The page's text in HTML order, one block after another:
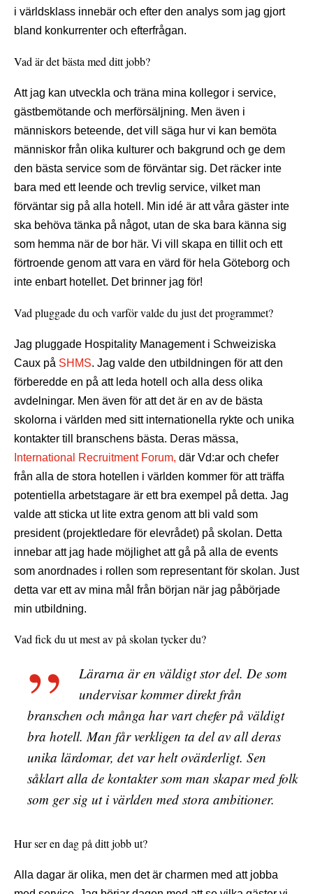
i världsklass innebär och efter den analys som jag gjort
bland konkurrenter och efterfrågan.
Vad är det bästa med ditt jobb?
Att jag kan utveckla och träna mina kollegor i service,
gästbemötande och merförsäljning. Men även i
människors beteende, det vill säga hur vi kan bemöta
människor från olika kulturer och bakgrund och ge dem
den bästa service som de förväntar sig. Det räcker inte
bara med ett leende och trevlig service, vilket man
förväntar sig på alla hotell. Min idé är att våra gäster inte
ska behöva tänka på något, utan de ska bara känna sig
som hemma när de bor här. Vi vill skapa en tillit och ett
förtroende genom att vara en värd för hela Göteborg och
inte enbart hotellet. Det brinner jag för!
Vad pluggade du och varför valde du just det programmet?
Jag pluggade Hospitality Management i Schweiziska
Caux på SHMS. Jag valde den utbildningen för att den
förberedde en på att leda hotell och alla dess olika
avdelningar. Men även för att det är en av de bästa
skolorna i världen med sitt internationella rykte och unika
kontakter till branschens bästa. Deras mässa,
International Recruitment Forum, där Vd:ar och chefer
från alla de stora hotellen i världen kommer för att träffa
potentiella arbetstagare är ett bra exempel på detta. Jag
valde att sticka ut lite extra genom att bli vald som
president (projektledare för elevrådet) på skolan. Detta
innebar att jag hade möjlighet att gå på alla de events
som anordnades i rollen som representant för skolan. Just
detta var ett av mina mål från början när jag påbörjade
min utbildning.
Vad fick du ut mest av på skolan tycker du?
Lärarna är en väldigt stor del. De som
undervisar kommer direkt från
branschen och många har vart chefer på väldigt
bra hotell. Man får verkligen ta del av all deras
unika lärdomar, det var helt ovärderligt. Sen
såklart alla de kontakter som man skapar med folk
som ger sig ut i världen med stora ambitioner.
Hur ser en dag på ditt jobb ut?
Alla dagar är olika, men det är charmen med att jobba